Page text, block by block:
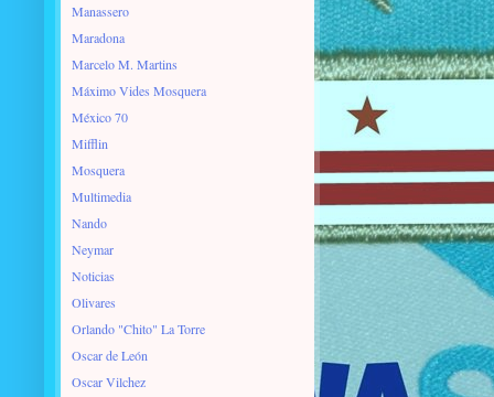
Manassero
Maradona
Marcelo M. Martins
Máximo Vides Mosquera
México 70
Mifflin
Mosquera
Multimedia
Nando
Neymar
Noticias
Olivares
Orlando "Chito" La Torre
Oscar de León
Oscar Vilchez